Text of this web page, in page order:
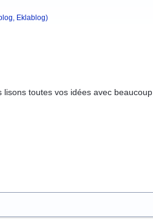
Eklablog)
toutes vos idées avec beaucoup